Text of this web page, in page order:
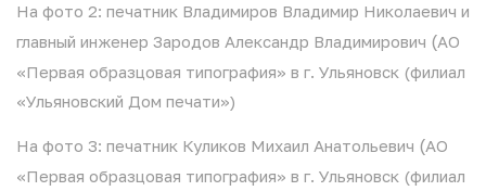
На фото 2: печатник Владимиров Владимир Николаевич и
главный инженер Зародов Александр Владимирович (АО
«Первая образцовая типография» в г. Ульяновск (филиал
«Ульяновский Дом печати»)
На фото 3: печатник Куликов Михаил Анатольевич (АО
«Первая образцовая типография» в г. Ульяновск (филиал